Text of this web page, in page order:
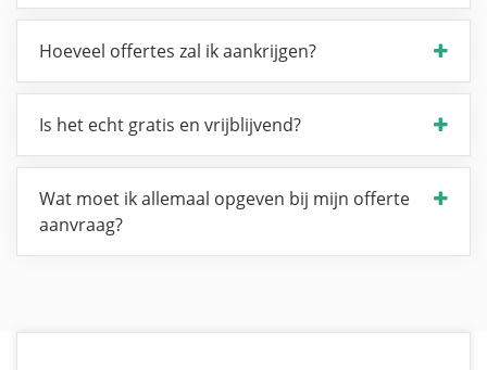
Hoeveel offertes zal ik aankrijgen?
Is het echt gratis en vrijblijvend?
Wat moet ik allemaal opgeven bij mijn offerte
aanvraag?